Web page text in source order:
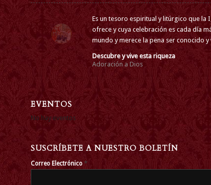
Es un tesoro espiritual y litúrgico que la
ofrece y cuya celebración es cada día
mundo y merece la pena ser conocido y
Descubre y vive esta riqueza
Adoración a Dios
EVENTOS
No hay eventos
SUSCRÍBETE A NUESTRO BOLETÍN
Correo Electrónico *